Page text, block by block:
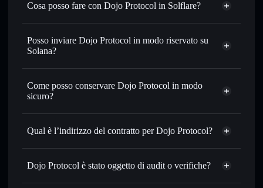
Cosa posso fare con Dojo Protocol in Solflare?
Dojo Protocol
wallet Solflare
Scambiare istantaneamente— scambia DOAI in SOL,
USDC o in migliaia di altri token Solana al prezzo migliore
prezzo desiderato di DOAI
Usare il DCA
DOAI nel tempo
Inviare in modo riservato
— trasferisci DOAI senza
collegare pubblicamente i wallet usando l’Aggregatore di
privacy incorporato di Solflare
Monitorare in tempo reale— conosci prezzo, volume,
Posso inviare Dojo Protocol in modo riservato su
Solana?
Aggregatore di privacy
Dojo Protocol
Come posso conservare Dojo Protocol in modo
sicuro?
Dojo Protocol
Aggregatore
Qual è l’indirizzo del contratto per Dojo Protocol?
Dojo Protocol
Dojo Protocol è stato oggetto di audit o verifiche?
Dojo Protocol non è verificato